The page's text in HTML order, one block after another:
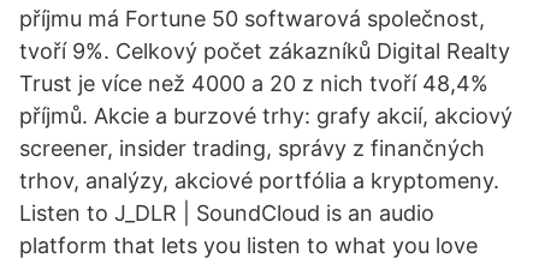
příjmu má Fortune 50 softwarová společnost,
tvoří 9%. Celkový počet zákazníků Digital Realty
Trust je více než 4000 a 20 z nich tvoří 48,4%
příjmů. Akcie a burzové trhy: grafy akcií, akciový
screener, insider trading, správy z finančných
trhov, analýzy, akciové portfólia a kryptomeny.
Listen to J_DLR | SoundCloud is an audio
platform that lets you listen to what you love